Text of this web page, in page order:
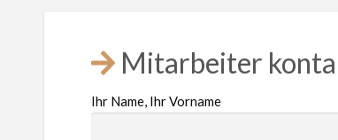
Mitarbeiter
Ihr Name, Ihr Vorname